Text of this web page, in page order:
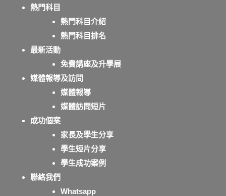
熱門科目
熱門科目介紹
熱門科目排名
最新活動
免費講座及升學展
媒體報導及訪問
媒體報導
媒體訪問短片
成功個案
家長及學生分享
學生短片分享
學生成功案例
聯絡我們
Whatsapp